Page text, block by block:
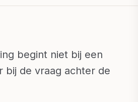
begint niet bij een
bij de vraag achter de